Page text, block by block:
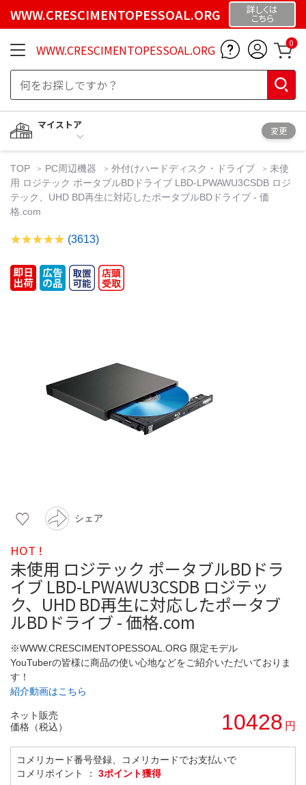
WWW.CRESCIMENTOPESSOAL.ORG 詳しくは
こちら
WWW.CRESCIMENTOPESSOAL.ORG 0
マイストア
変更
TOP PC周辺機器 外付けハードディスク・ドライブ
未使
用 ロジテック ポータブルBDドライブ LBD-LPWAWU3CSDB ロジ
テック、UHD BD再生に対応したポータブルBDドライブ - 価
格.com
(3613)
シェア
HOT !
未使用 ロジテック ポータブルBDドラ
イブ LBD-LPWAWU3CSDB ロジテッ
ク、UHD BD再生に対応したポータブ
ルBDドライブ - 価格.com
※WWW.CRESCIMENTOPESSOAL.ORG 限定モデル
YouTuberの皆様に商品の使い心地などをご紹介いただいておりま
す！
紹介動画はこちら
ネット販売
価格（税込）
10428 円
コメリカード番号登録、コメリカードでお支払いで
コメリポイント ： 3ポイント獲得